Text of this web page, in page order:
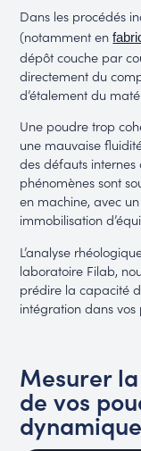
Dans les procédés
(notamment en
dépôt couche par
directement du
d’étalement du
Une poudre trop
une mauvaise
des défauts
phénomènes sont
en machine, avec
immobilisation
L’analyse
laboratoire Filab,
prédire la capacité
intégration dans vos
Mesurer
de vos